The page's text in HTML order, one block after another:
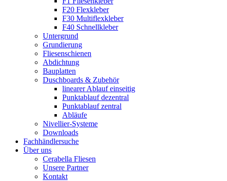
F20 Flexkleber
F30 Multiflexkleber
F40 Schnellkleber
Untergrund
Grundierung
Fliesenschienen
Abdichtung
Bauplatten
Duschboards & Zubehör
linearer Ablauf einseitig
Punktablauf dezentral
Punktablauf zentral
Abläufe
Nivellier-Systeme
Downloads
Fachhändlersuche
Über uns
Cerabella Fliesen
Unsere Partner
Kontakt